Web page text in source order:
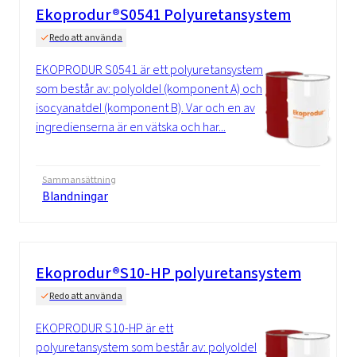
Ekoprodur®S0541 Polyuretansystem
Redo att använda
EKOPRODUR S0541 är ett polyuretansystem
som består av: polyoldel (komponent A) och
isocyanatdel (komponent B). Var och en av
ingredienserna är en vätska och har...
Sammansättning
Blandningar
Ekoprodur®S10-HP polyuretansystem
Redo att använda
EKOPRODUR S10-HP är ett
polyuretansystem som består av: polyoldel